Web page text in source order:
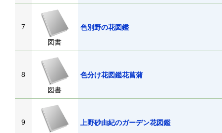
7
図書
色別野の花図鑑
8
図書
色分け花図鑑花菖蒲
9
上野砂由紀のガーデン花図鑑